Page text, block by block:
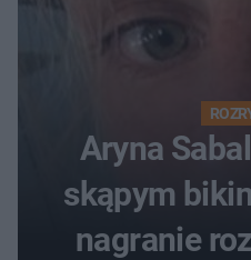
Aryna
skąpym
nagranie